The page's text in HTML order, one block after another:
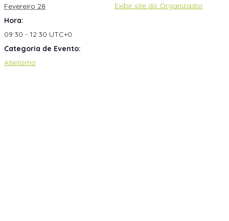
Fevereiro 28
Hora:
09:30 - 12:30 UTC+0
Categoria de Evento:
Atletismo
Exibir site do Organizador